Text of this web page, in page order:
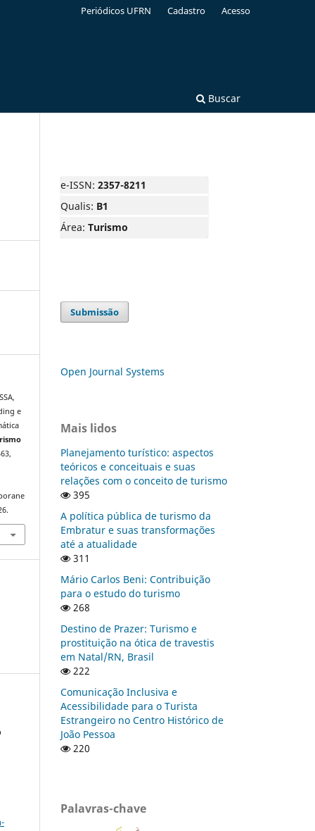
Buscar
Periódicos UFRN Cadastro Acesso
e
e-ISSN: 2357-8211
Qualis: B1
Área: Turismo
Submissão
Open Journal Systems
Mais lidos
Planejamento turístico: aspectos
teóricos e conceituais e suas
relações com o conceito de turismo
395
A política pública de turismo da
Embratur e suas transformações
até a atualidade
311
Mário Carlos Beni: Contribuição
para o estudo do turismo
268
Destino de Prazer: Turismo e
prostituição na ótica de travestis
em Natal/RN, Brasil
222
Comunicação Inclusiva e
Acessibilidade para o Turista
Estrangeiro no Centro Histórico de
João Pessoa
220
Palavras-chave